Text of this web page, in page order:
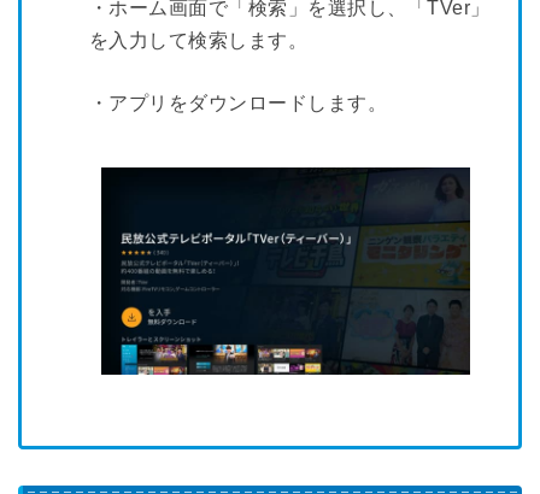
・ホーム画面で「検索」を選択し、「TVer」
を入力して検索します。
・アプリをダウンロードします。